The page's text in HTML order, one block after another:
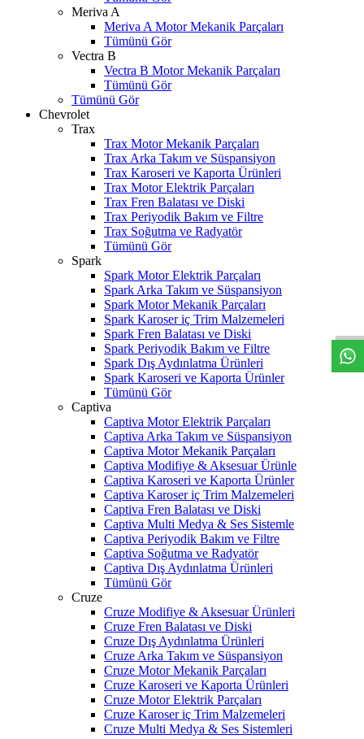
Meriva A
Meriva A Motor Mekanik Parçaları
Tümünü Gör
Vectra B
Vectra B Motor Mekanik Parçaları
Tümünü Gör
Tümünü Gör
Chevrolet
Trax
Trax Motor Mekanik Parçaları
Trax Arka Takım ve Süspansiyon
Trax Karoseri ve Kaporta Ürünleri
Trax Motor Elektrik Parçaları
Trax Fren Balatası ve Diski
Trax Periyodik Bakım ve Filtre
Trax Soğutma ve Radyatör
Tümünü Gör
Spark
Spark Motor Elektrik Parçaları
Spark Arka Takım ve Süspansiyon
Spark Motor Mekanik Parçaları
Spark Karoser iç Trim Malzemeleri
Spark Fren Balatası ve Diski
Spark Periyodik Bakım ve Filtre
Spark Dış Aydınlatma Ürünleri
Spark Karoseri ve Kaporta Ürünler
Tümünü Gör
Captiva
Captiva Motor Elektrik Parçaları
Captiva Arka Takım ve Süspansiyon
Captiva Motor Mekanik Parçaları
Captiva Modifiye & Aksesuar Ürünle
Captiva Karoseri ve Kaporta Ürünler
Captiva Karoser iç Trim Malzemeleri
Captiva Fren Balatası ve Diski
Captiva Multi Medya & Ses Sistemle
Captiva Periyodik Bakım ve Filtre
Captiva Soğutma ve Radyatör
Captiva Dış Aydınlatma Ürünleri
Tümünü Gör
Cruze
Cruze Modifiye & Aksesuar Ürünleri
Cruze Fren Balatası ve Diski
Cruze Dış Aydınlatma Ürünleri
Cruze Arka Takım ve Süspansiyon
Cruze Motor Mekanik Parçaları
Cruze Karoseri ve Kaporta Ürünleri
Cruze Motor Elektrik Parçaları
Cruze Karoser iç Trim Malzemeleri
Cruze Multi Medya & Ses Sistemleri